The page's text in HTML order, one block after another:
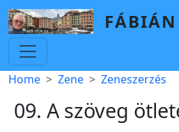
Skip to main content
Breadcrumb
Home Zene Zeneszerzés
09. A szöveg